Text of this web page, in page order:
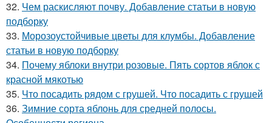
32. Чем раскисляют почву. Добавление статьи в новую
подборку
33. Морозоустойчивые цветы для клумбы. Добавление
статьи в новую подборку
34. Почему яблоки внутри розовые. Пять сортов яблок с
красной мякотью
35. Что посадить рядом с грушей. Что посадить с грушей
36. Зимние сорта яблонь для средней полосы.